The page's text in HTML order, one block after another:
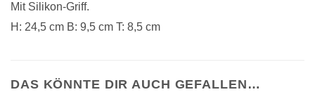
Mit Silikon-Griff.
H: 24,5 cm B: 9,5 cm T: 8,5 cm
DAS KÖNNTE DIR AUCH GEFALLEN…